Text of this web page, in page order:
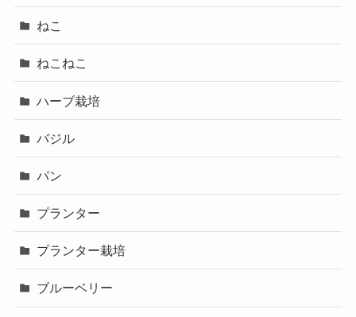
ねこ
ねこねこ
ハーブ栽培
バジル
パン
プランター
プランター栽培
ブルーベリー